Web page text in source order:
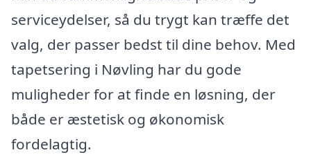
serviceydelser, så du trygt kan træffe det
valg, der passer bedst til dine behov. Med
tapetsering i Nøvling har du gode
muligheder for at finde en løsning, der
både er æstetisk og økonomisk
fordelagtig.